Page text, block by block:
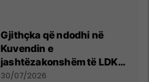
Gjithçka që ndodhi në
Kuvendin e
jashtëzakonshëm të LDK-
së
30/07/2026